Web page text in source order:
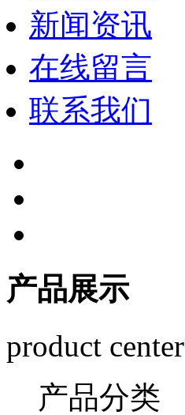
新闻资讯
在线留言
联系我们
产品展示
product center
产品分类